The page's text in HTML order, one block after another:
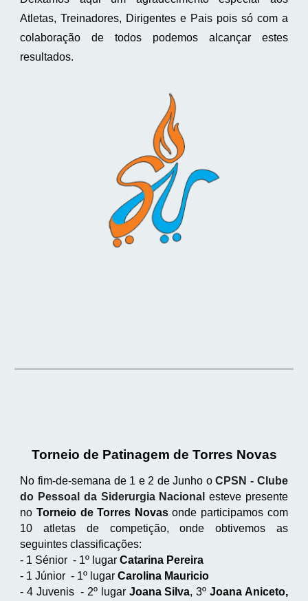
Atletas, Treinadores, Dirigentes e Pais pois só com a
colaboração de todos podemos alcançar estes
resultados.
Torneio de Patinagem de Torres Novas
No fim-de-semana de 1 e 2 de Junho o CPSN - Clube
do Pessoal da Siderurgia Nacional esteve presente
noTorneio de Torres Novasonde participamos com
10 atletas de competição, onde obtivemos as
seguintes classificações:
- 1 Sénior - 1º lugarCatarina Pereira
- 1 Júnior - 1º lugarCarolina Mauricio
- 4 Juvenis - 2º lugar Joana Silva, 3º Joana Aniceto,